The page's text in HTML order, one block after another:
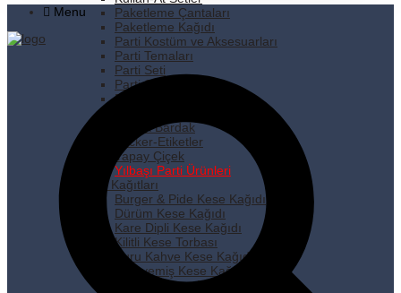
Paketleme Çantaları
Paketleme Kağıdı
Parti Kostüm ve Aksesuarları
Parti Temaları
Parti Seti
Parti Süsleri
Pipet
Plastik Bardak
Sticker-Etiketler
Yapay Çiçek
Yılbaşı Parti Ürünleri
Kese Kağıtları
Burger & Pide Kese Kağıdı
Dürüm Kese Kağıdı
Kare Dipli Kese Kağıdı
Kilitli Kese Torbası
Kuru Kahve Kese Kağıdı
Kuruyemiş Kese Kağıdı
Pastane Kese Kağıdı
Menu